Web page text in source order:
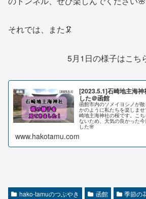
それでは、また🦑
5月1日の様子はこち
[2023.5.1]石崎地主海神
した＠函館
函館市内のソメイヨシノが
かのように私たちを楽しま
崎地主海神社の桜です。こ
ないため、天気の良かった
した🌸
www.hakotamu.com
hako-tamuのつぶやき 函館 季節の